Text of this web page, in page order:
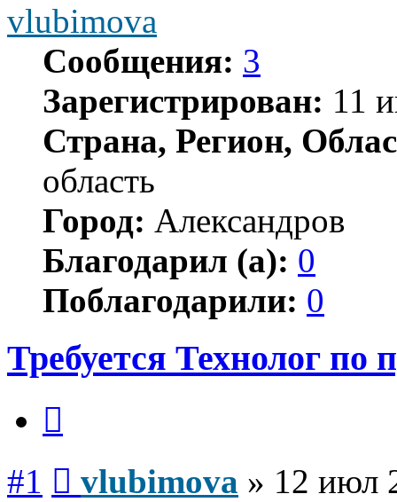
vlubimova
Сообщения: 3
Зарегистрирован: 11
Страна, Регион,
область
Город: Александров
Благодарил (а): 0
Поблагодарили: 0
Требуется Технолог по
#1 vlubimova » 12 июл